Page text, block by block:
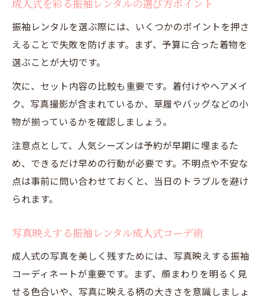
成人式を彩る振袖レンタルの選び方ポイント
振袖レンタルを選ぶ際には、いくつかのポイントを押さ
えることで失敗を防げます。まず、予算に合った着物を
選ぶことが大切です。
次に、セット内容の比較も重要です。着付けやヘアメイ
ク、写真撮影が含まれているか、草履やバッグなどの小
物が揃っているかを確認しましょう。
注意点として、人気シーズンは予約が早期に埋まるた
め、できるだけ早めの行動が必要です。不明点や不安な
点は事前に問い合わせておくと、当日のトラブルを避け
られます。
写真映えする振袖レンタル成人式コーデ術
成人式の写真を美しく残すためには、写真映えする振袖
コーディネートが重要です。まず、顔まわりを明るく見
せる色合いや、写真に映える柄の大きさを意識しましょ